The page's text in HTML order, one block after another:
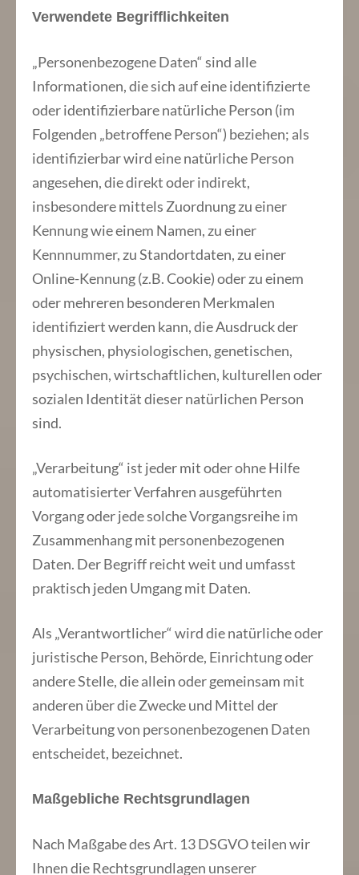
Verwendete Begrifflichkeiten
„Personenbezogene Daten“ sind alle
Informationen, die sich auf eine identifizierte
oder identifizierbare natürliche Person (im
Folgenden „betroffene Person“) beziehen; als
identifizierbar wird eine natürliche Person
angesehen, die direkt oder indirekt,
insbesondere mittels Zuordnung zu einer
Kennung wie einem Namen, zu einer
Kennnummer, zu Standortdaten, zu einer
Online-Kennung (z.B. Cookie) oder zu einem
oder mehreren besonderen Merkmalen
identifiziert werden kann, die Ausdruck der
physischen, physiologischen, genetischen,
psychischen, wirtschaftlichen, kulturellen oder
sozialen Identität dieser natürlichen Person
sind.
„Verarbeitung“ ist jeder mit oder ohne Hilfe
automatisierter Verfahren ausgeführten
Vorgang oder jede solche Vorgangsreihe im
Zusammenhang mit personenbezogenen
Daten. Der Begriff reicht weit und umfasst
praktisch jeden Umgang mit Daten.
Als „Verantwortlicher“ wird die natürliche oder
juristische Person, Behörde, Einrichtung oder
andere Stelle, die allein oder gemeinsam mit
anderen über die Zwecke und Mittel der
Verarbeitung von personenbezogenen Daten
entscheidet, bezeichnet.
Maßgebliche Rechtsgrundlagen
Nach Maßgabe des Art. 13 DSGVO teilen wir
Ihnen die Rechtsgrundlagen unserer